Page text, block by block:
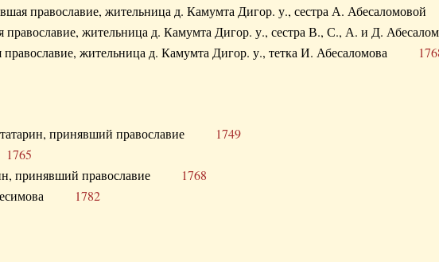
православие, жительница д. Камумта Дигор. у., сестра А.
православие, жительница д. Камумта Дигор. у., сестра В., С., А. и Д.
православие, жительница д. Камумта Дигор. у., тетка И. Абесаломова
татарин, принявший православие 1749
1765
принявший православие 1768
1782